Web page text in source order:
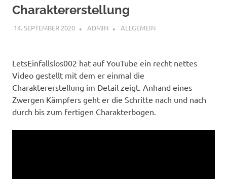
Charaktererstellung
14. SEPTEMBER 2020 ADMIN ALLGEMEIN
LetsEinfallslos002 hat auf YouTube ein recht nettes
Video gestellt mit dem er einmal die
Charaktererstellung im Detail zeigt. Anhand eines
Zwergen Kämpfers geht er die Schritte nach und nach
durch bis zum fertigen Charakterbogen.